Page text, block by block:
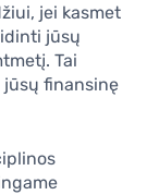
jei kasmet
jūsų
Tai
jūsų finansinę